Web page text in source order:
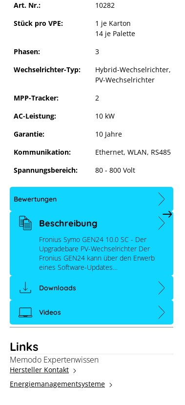
Fronius Symo GEN24 10.0 SC (PV-
Cookie-Einstellungen
Art. Nr.:
10282
Stück pro VPE:
1 je Karton
14 je Palette
Phasen:
3
Wechselrichter-Typ:
Hybrid-Wechselrichter,
PV-Wechselrichter
MPP-Tracker:
2
AC-Leistung:
10 kW
Garantie:
10 Jahre
Kommunikation:
Ethernet, WLAN, RS485
Spannungsbereich:
80 - 800 Volt
Links
Memodo Expertenwissen
Hersteller Kontakt
Energiemanagementsysteme
Bewertungen
Beschreibung
Fronius Symo GEN24 10.0 SC - Der
Upgradebare PV-Wechselrichter Der
Fronius GEN24 kann über den Erwerb
eines Software-Updates…
Downloads
Videos